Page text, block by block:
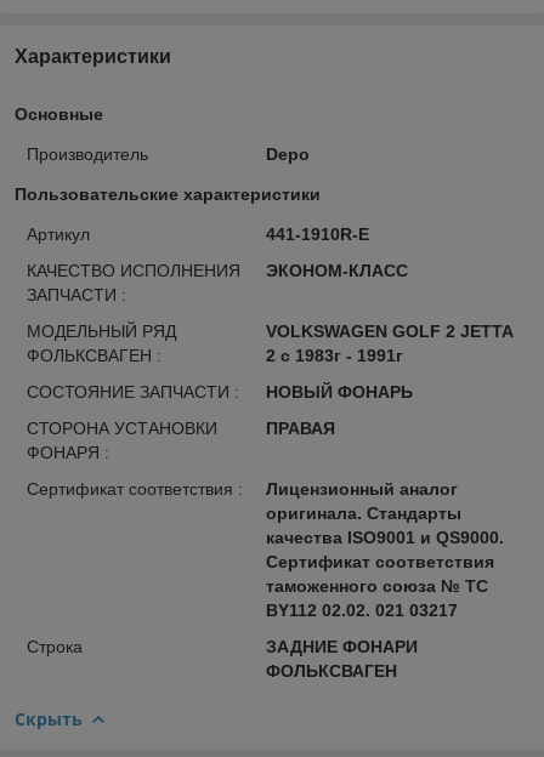
Характеристики
Основные
Производитель Depo
Пользовательские характеристики
Артикул
441-1910R-E
КАЧЕСТВО ИСПОЛНЕНИЯ
ЗАПЧАСТИ :
ЭКОНОМ-КЛАСС
МОДЕЛЬНЫЙ РЯД
ФОЛЬКСВАГЕН :
VOLKSWAGEN GOLF 2 JETTA
2 с 1983г - 1991г
СОСТОЯНИЕ ЗАПЧАСТИ :
НОВЫЙ ФОНАРЬ
СТОРОНА УСТАНОВКИ
ФОНАРЯ :
ПРАВАЯ
Сертификат соответствия :
Лицензионный аналог
оригинала. Стандарты
качества ISO9001 и QS9000.
Сертификат соответствия
таможенного союза № ТС
BY112 02.02. 021 03217
Строка
ЗАДНИЕ ФОНАРИ
ФОЛЬКСВАГЕН
Скрыть